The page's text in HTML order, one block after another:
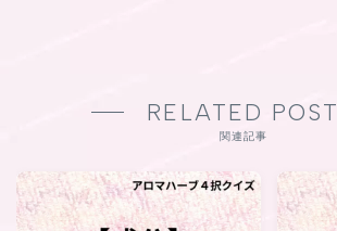
RELATED POST
関連記事